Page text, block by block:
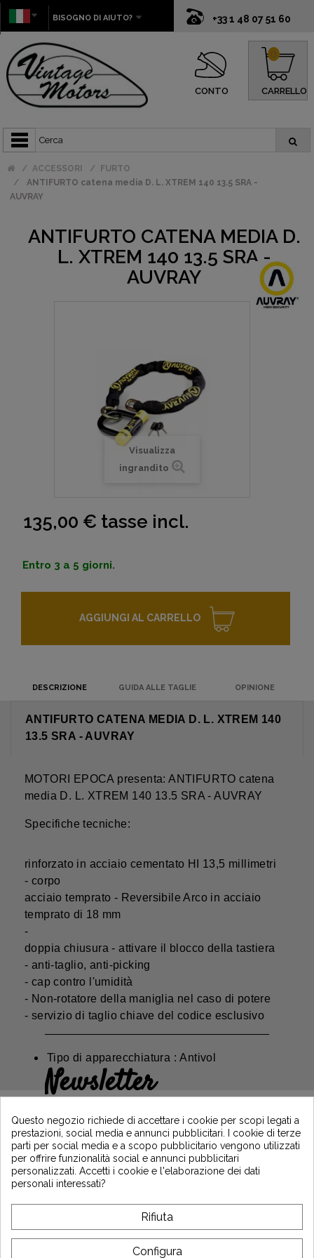
+33 1 48 07 51 60
BISOGNO DI AIUTO?
CONTO CARRELLO
0
ACCESSORI
FURTO
ANTIFURTO catena media D. L. XTREM 140 13.5 SRA -
AUVRAY
ANTIFURTO CATENA MEDIA D.
L. XTREM 140 13.5 SRA -
AUVRAY
Visualizza
ingrandito
135,00 € tasse incl.
Entro 3 a 5 giorni.
AGGIUNGI AL CARRELLO
DESCRIZIONE GUIDA ALLE TAGLIE OPINIONE
ANTIFURTO CATENA MEDIA D. L. XTREM 140
13.5 SRA - AUVRAY
MOTORI EPOCA presenta: ANTIFURTO catena
media D. L. XTREM 140 13.5 SRA - AUVRAY
Specifiche tecniche:
rinforzato in acciaio cementato HI 13,5 millimetri
- corpo
acciaio temprato - Reversibile Arco in acciaio
temprato di 18 mm
-
doppia chiusura - attivare il blocco della tastiera
- anti-taglio, anti-picking
- cap contro l'umidità
- Non-rotatore della maniglia nel caso di potere
- servizio di taglio chiave del codice esclusivo
Tipo di apparecchiatura : Antivol
Newsletter
iscrivendoti e resta informato sulle ultime
notizie di Vintage Motors
*Dès 99€ d'achat. En vous abonnant à notre newsletter, vous reconnaissez avoir pris
l'acceptez.
A PROPOSITO DI VINTAGE
Questo negozio richiede di accettare i cookie per scopi legati a
prestazioni, social media e annunci pubblicitari. I cookie di terze
parti per social media e a scopo pubblicitario vengono utilizzati
per offrire funzionalità social e annunci pubblicitari
personalizzati. Accetti i cookie e l'elaborazione dei dati
personali interessati?
Rifiuta
Configura